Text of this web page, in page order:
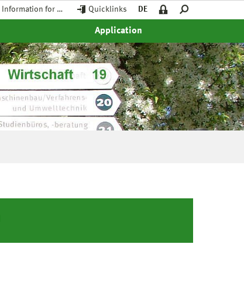
Information for … Quicklinks DE
Application